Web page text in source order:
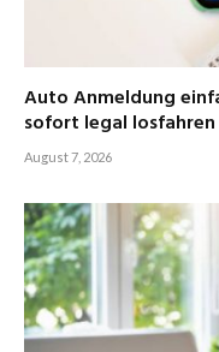
Auto Anmeldung
sofort legal losfahren
August 7, 2026